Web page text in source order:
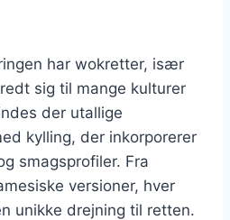
har wokretter, især
sig til mange kulturer
der utallige
kylling, der inkorporerer
smagsprofiler. Fra
versioner, hver
unikke drejning til retten.